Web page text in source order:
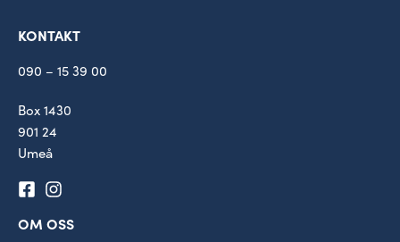
KONTAKT
Box 1430
901 24
Umeå
090 – 15 39 00
OM OSS